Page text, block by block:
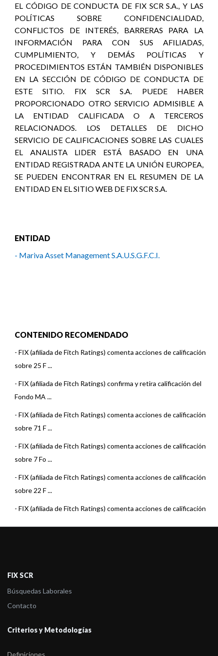
EL CÓDIGO DE CONDUCTA DE FIX SCR S.A., Y LAS
POLÍTICAS SOBRE CONFIDENCIALIDAD,
CONFLICTOS DE INTERÉS, BARRERAS PARA LA
INFORMACIÓN PARA CON SUS AFILIADAS,
CUMPLIMIENTO, Y DEMÁS POLÍTICAS Y
PROCEDIMIENTOS ESTÁN TAMBIÉN DISPONIBLES
EN LA SECCIÓN DE CÓDIGO DE CONDUCTA DE
ESTE SITIO. FIX SCR S.A. PUEDE HABER
PROPORCIONADO OTRO SERVICIO ADMISIBLE A
LA ENTIDAD CALIFICADA O A TERCEROS
RELACIONADOS. LOS DETALLES DE DICHO
SERVICIO DE CALIFICACIONES SOBRE LAS CUALES
EL ANALISTA LIDER ESTÁ BASADO EN UNA
ENTIDAD REGISTRADA ANTE LA UNIÓN EUROPEA,
SE PUEDEN ENCONTRAR EN EL RESUMEN DE LA
ENTIDAD EN EL SITIO WEB DE FIX SCR S.A.
ENTIDAD
- Mariva Asset Management S.A.U.S.G.F.C.I.
CONTENIDO RECOMENDADO
- FIX (afiliada de Fitch Ratings) comenta acciones de calificación
sobre 25 F ...
- FIX (afiliada de Fitch Ratings) confirma y retira calificación del
Fondo MA ...
- FIX (afiliada de Fitch Ratings) comenta acciones de calificación
sobre 71 F ...
- FIX (afiliada de Fitch Ratings) comenta acciones de calificación
sobre 7 Fo ...
- FIX (afiliada de Fitch Ratings) comenta acciones de calificación
sobre 22 F ...
- FIX (afiliada de Fitch Ratings) comenta acciones de calificación
- FIX (afiliada de Fitch Ratings) comenta acciones de calificación
FIX (afiliada de Fitch Ratings) subió la calificación de MAF
-FIX (afiliada de Fitch Ratings) comenta acciones de calificación
FIX SCR
Búsquedas Laborales
Contacto
Criterios y Metodologías
Definiciones